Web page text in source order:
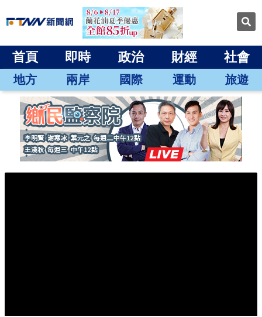
首頁 即時 政治 財經 社會
地方 兩岸 國際 運動 旅遊